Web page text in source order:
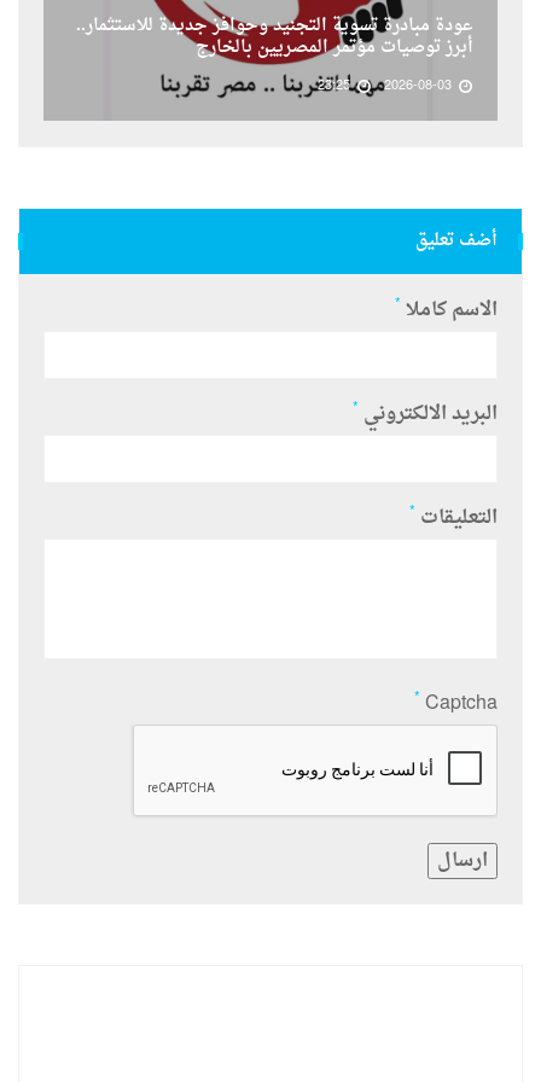
عودة مبادرة تسوية التجنيد وحوافز جديدة للاستثمار..
أبرز توصيات مؤتمر المصريين بالخارج
2026-08-03
23:25
أضف تعليق
الاسم كاملا *
البريد الالكتروني *
التعليقات *
Captcha
*
ارسال